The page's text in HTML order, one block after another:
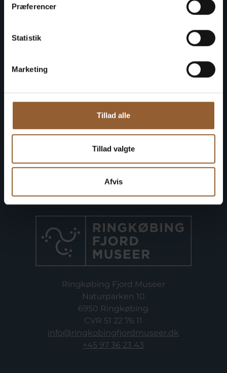
Præferencer
Statistik
Marketing
Tillad alle
Tillad valgte
Afvis
Fordelskort
Ringkøbing Fjord Museer
Naturparken 10
6950 Ringkøbing
CVR 51 22 76 11
info@ringkobingfjordmuseer.dk
+45 97 36 23 43